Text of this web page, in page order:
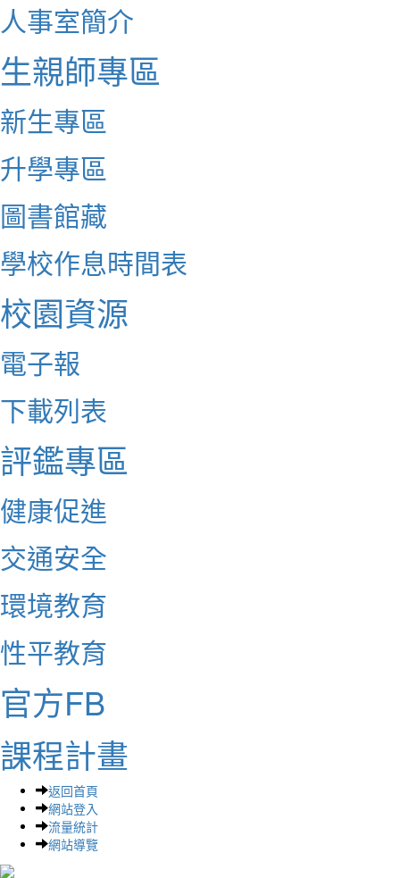
人事室簡介
生親師專區
新生專區
升學專區
圖書館藏
學校作息時間表
校園資源
電子報
下載列表
評鑑專區
健康促進
交通安全
環境教育
性平教育
官方FB
課程計畫
返回首頁
網站登入
流量統計
網站導覽